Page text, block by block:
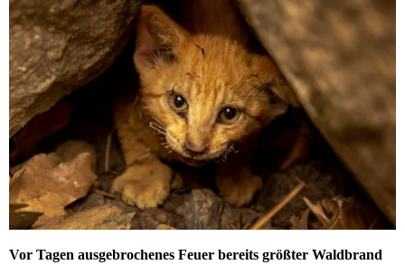
Vor Tagen ausgebrochenes Feuer bereits größter Waldbrand